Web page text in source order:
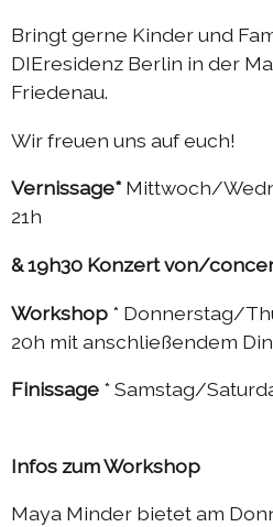
2021 programme d'été
2021 DIEresidenzEXTRA
2020 échange Die-Berlin
2020 programme d'été
2019 échange Die-Berlin
2019 programme d'été
Bringt gerne Kinder und
DIEresidenz Berlin in der
Friedenau.
Wir freuen uns auf euch!
Vernissage* Mittwoch/
21h
& 19h30 Konzert von/
Workshop * Donnerstag/
20h mit anschließendem
Finissage * Samstag/
Infos zum Workshop
Maya Minder bietet am